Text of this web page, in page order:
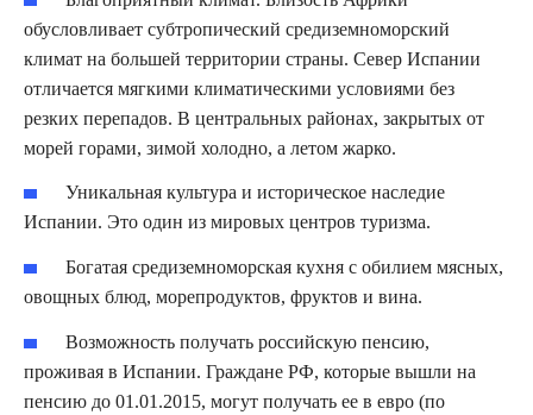
обусловливает субтропический средиземноморский
климат на большей территории страны. Север Испании
отличается мягкими климатическими условиями без
резких перепадов. В центральных районах, закрытых от
морей горами, зимой холодно, а летом жарко.
Уникальная культура и историческое наследие
Испании. Это один из мировых центров туризма.
Богатая средиземноморская кухня с обилием мясных,
овощных блюд, морепродуктов, фруктов и вина.
Возможность получать российскую пенсию,
проживая в Испании. Граждане РФ, которые вышли на
пенсию до 01.01.2015, могут получать ее в евро (по